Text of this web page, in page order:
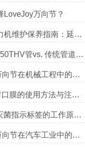
LoveJoy万向节？
Carver压力机维护保养指南：延长设备寿命的关键
Altaflour 350THV管vs. 传统管道：谁更耐用？
LoveJoy万向节在机械工程中的重要性
Parafilm封口膜的使用方法与注意事项
Crosstex灭菌指示标签的工作原理：变色反应机制详解
LoveJoy万向节在汽车工业中的重要性